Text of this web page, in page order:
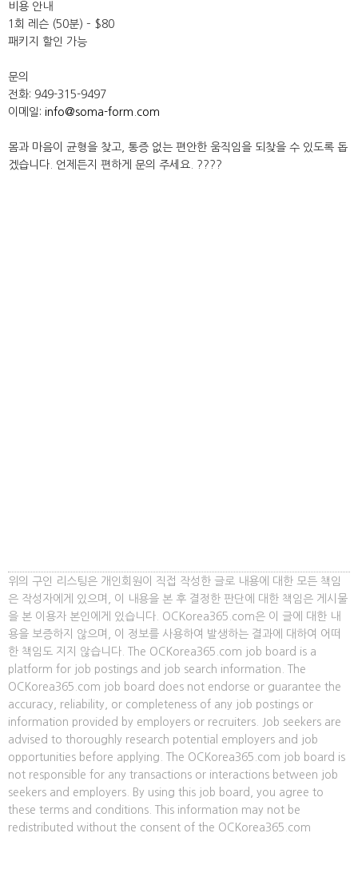
비용 안내
1회 레슨 (50분) – $80
패키지 할인 가능
문의
전화: 949-315-9497
이메일: info@soma-form.com
몸과 마음이 균형을 찾고, 통증 없는 편안한 움직임을 되찾을 수 있도록 돕
겠습니다. 언제든지 편하게 문의 주세요. ????
위의 구인 리스팅은 개인회원이 직접 작성한 글로 내용에 대한 모든 책임
은 작성자에게 있으며, 이 내용을 본 후 결정한 판단에 대한 책임은 게시물
을 본 이용자 본인에게 있습니다. OCKorea365.com은 이 글에 대한 내
용을 보증하지 않으며, 이 정보를 사용하여 발생하는 결과에 대하여 어떠
한 책임도 지지 않습니다. The OCKorea365.com job board is a
platform for job postings and job search information. The
OCKorea365.com job board does not endorse or guarantee the
accuracy, reliability, or completeness of any job postings or
information provided by employers or recruiters. Job seekers are
advised to thoroughly research potential employers and job
opportunities before applying. The OCKorea365.com job board is
not responsible for any transactions or interactions between job
seekers and employers. By using this job board, you agree to
these terms and conditions. This information may not be
redistributed without the consent of the OCKorea365.com